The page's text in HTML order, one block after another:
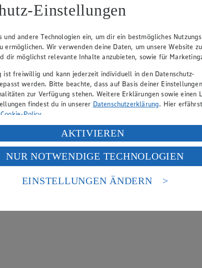
Einstellungen
und andere Technologien ein, um dir ein bestmögliches
ermöglichen. Wir verwenden deine Daten, um unsere Website zu
dir möglichst relevante Inhalte anzubieten, sowie für
ist freiwillig und kann jederzeit individuell in den Datenschutz-
werden. Bitte beachte, dass auf Basis deiner
zur Verfügung stehen. Weitere Erklärungen sowie einen
findest du in unserer Datenschutzerklärung. Hier
Cookie-Policy.
personenbezogenen Daten in den USA durch Facebook und
klickst, willigst du im Sinne des Art. 49 Abs. 1 Satz 1 lit.
in den USA verarbeitet werden. Der EuGH sieht die USA als
Standards nicht angemessenen Datenschutzniveau an. Es
durch US-amerikanische Behörden.
AKTIVIEREN
NUR NOTWENDIGE TECHNOLOGIEN
EINSTELLUNGEN ÄNDERN